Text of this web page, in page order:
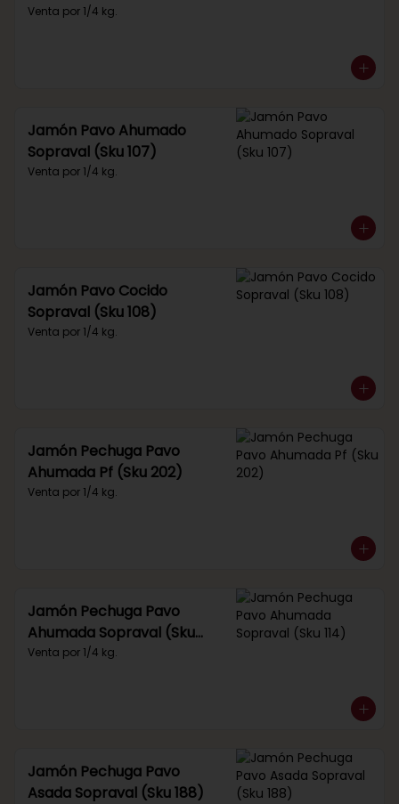
Venta por 1/4 kg.
Jamón Pavo Ahumado
Sopraval (Sku 107)
Venta por 1/4 kg.
Jamón Pavo Cocido
Sopraval (Sku 108)
Venta por 1/4 kg.
Jamón Pechuga Pavo
Ahumada Pf (Sku 202)
Venta por 1/4 kg.
Jamón Pechuga Pavo
Ahumada Sopraval (Sku
114)
Venta por 1/4 kg.
Jamón Pechuga Pavo
Asada Sopraval (Sku 188)